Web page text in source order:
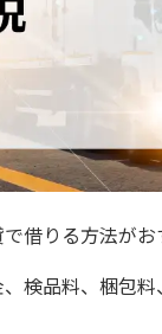
借りる方法がお
検品料、梱包